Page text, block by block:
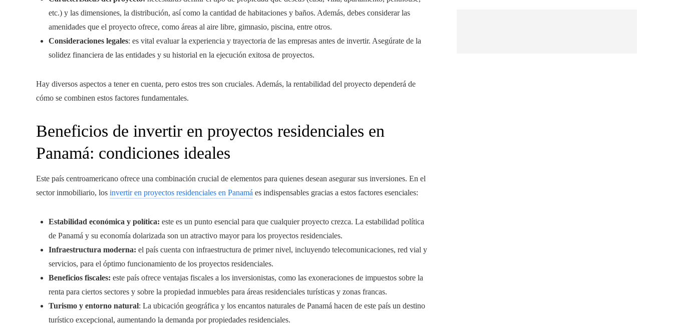
etc.) y las dimensiones, la distribución, así como la cantidad de habitaciones y baños. Además, debes considerar las
amenidades que el proyecto ofrece, como áreas al aire libre, gimnasio, piscina, entre otros.
Consideraciones legales: es vital evaluar la experiencia y trayectoria de las empresas antes de invertir. Asegúrate de la
solidez financiera de las entidades y su historial en la ejecución exitosa de proyectos.
Hay diversos aspectos a tener en cuenta, pero estos tres son cruciales. Además, la rentabilidad del proyecto dependerá de
cómo se combinen estos factores fundamentales.
Beneficios de invertir en proyectos residenciales en
Panamá: condiciones ideales
Este país centroamericano ofrece una combinación crucial de elementos para quienes desean asegurar sus inversiones. En el
sector inmobiliario, los invertir en proyectos residenciales en Panamá es indispensables gracias a estos factores esenciales:
Estabilidad económica y política: este es un punto esencial para que cualquier proyecto crezca. La estabilidad política
de Panamá y su economía dolarizada son un atractivo mayor para los proyectos residenciales.
Infraestructura moderna: el país cuenta con infraestructura de primer nivel, incluyendo telecomunicaciones, red vial y
servicios, para el óptimo funcionamiento de los proyectos residenciales.
Beneficios fiscales: este país ofrece ventajas fiscales a los inversionistas, como las exoneraciones de impuestos sobre la
renta para ciertos sectores y sobre la propiedad inmuebles para áreas residenciales turísticas y zonas francas.
Turismo y entorno natural: La ubicación geográfica y los encantos naturales de Panamá hacen de este país un destino
turístico excepcional, aumentando la demanda por propiedades residenciales.